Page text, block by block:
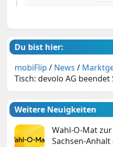
Du bist hier:
mobiFlip / News /
Tisch: devolo AG
Weitere Neuigkeiten
Wahl-O-Mat
Sachsen-